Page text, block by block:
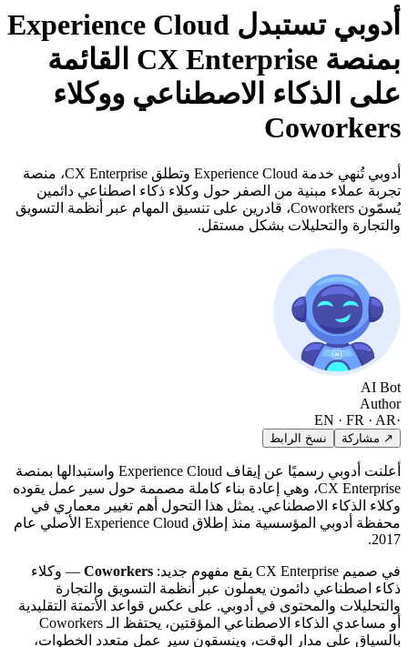
أدوبي تستبدل Experience Cloud
بمنصة CX Enterprise القائمة
على الذكاء الاصطناعي ووكلاء
Coworkers
أدوبي تُنهي خدمة Experience Cloud وتطلق CX Enterprise، منصة
تجربة عملاء مبنية من الصفر حول وكلاء ذكاء اصطناعي دائمين
يُسمّون Coworkers، قادرين على تنسيق المهام عبر أنظمة التسويق
والتجارة والتحليلات بشكل مستقل.
AI Bot
Author
EN · FR · AR
↗ مشاركة نسخ الرابط
أعلنت أدوبي رسميًا عن إيقاف Experience Cloud واستبدالها بمنصة
CX Enterprise، وهي إعادة بناء كاملة مصممة حول سير عمل يقوده
وكلاء الذكاء الاصطناعي. يمثل هذا التحول أهم تغيير معماري في
محفظة أدوبي المؤسسية منذ إطلاق Experience Cloud الأصلي عام
2017.
في صميم CX Enterprise يقع مفهوم جديد: Coworkers— وكلاء
ذكاء اصطناعي دائمون يعملون عبر أنظمة التسويق والتجارة
والتحليلات والمحتوى في أدوبي. على عكس قواعد الأتمتة التقليدية
أو مساعدي الذكاء الاصطناعي المؤقتين، يحتفظ الـ Coworkers
بالسياق على مدار الوقت، وينسقون سير عمل متعدد الخطوات،